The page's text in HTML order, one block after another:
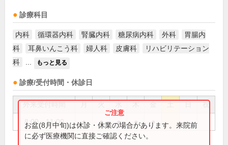
診療科目
内科 循環器内科 腎臓内科 糖尿病内科 外科
胃腸内
科
耳鼻いんこう科 婦人科 皮膚科
リハビリテーション
科
もっと見る
診療/受付時間・休診日
祝
8:00～11:00 ● ● ● ● ●
お盆(8月中旬)は休診・休業の場合があります。来院前
に必ず医療機関に直接ご確認ください。